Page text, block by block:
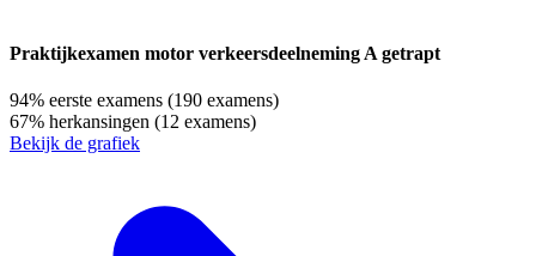
Praktijkexamen motor verkeersdeelneming A getrapt
94% eerste examens (190 examens)
67% herkansingen (12 examens)
Bekijk de grafiek